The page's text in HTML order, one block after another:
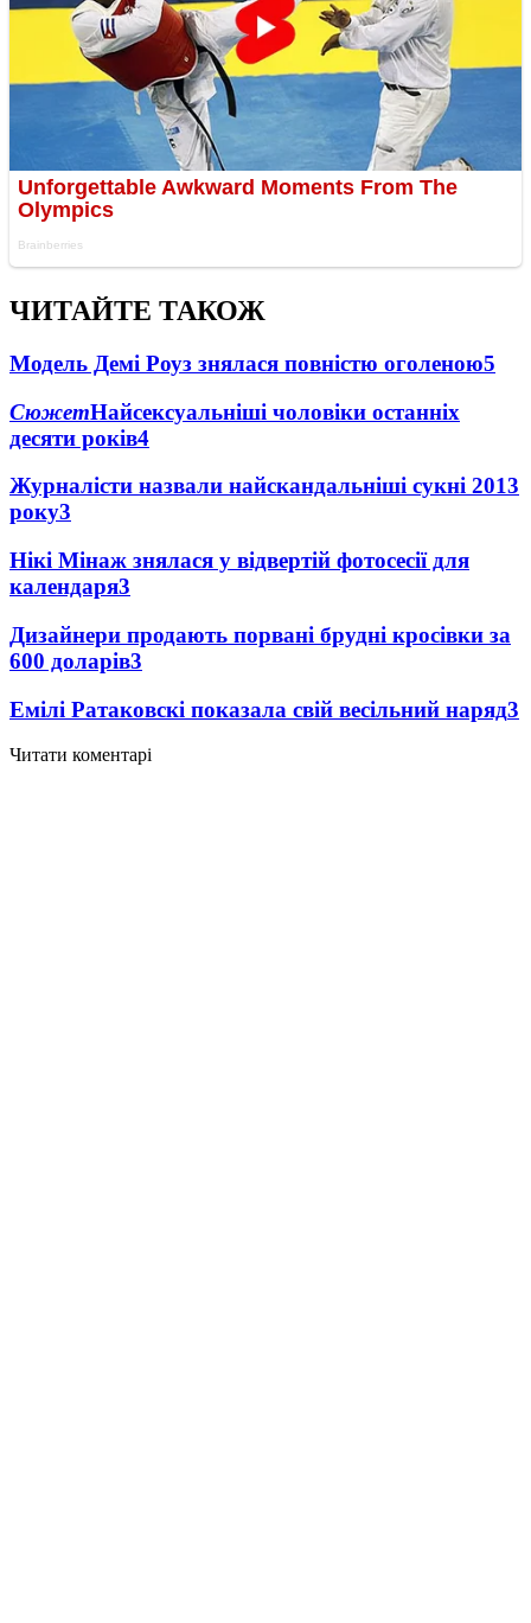
ЧИТАЙТЕ ТАКОЖ
Модель Демі Роуз знялася повністю оголеною5
СюжетНайсексуальніші чоловіки останніх
десяти років4
Журналісти назвали найскандальніші сукні 2013
року3
Нікі Мінаж знялася у відвертій фотосесії для
календаря3
Дизайнери продають порвані брудні кросівки за
600 доларів3
Емілі Ратаковскі показала свій весільний наряд3
Читати коментарі